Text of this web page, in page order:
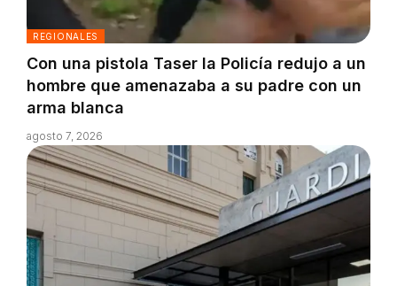
REGIONALES
Con una pistola Taser la Policía redujo a un
hombre que amenazaba a su padre con un
arma blanca
agosto 7, 2026